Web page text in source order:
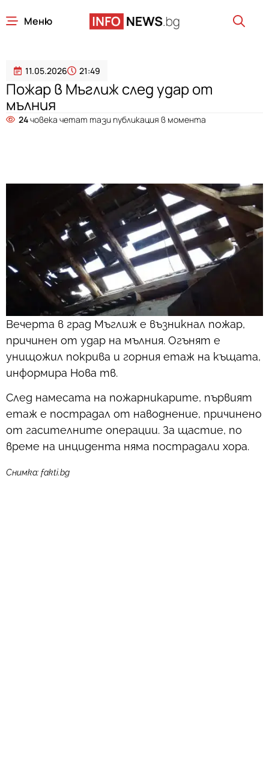
Меню
11.05.2026 21:49
Пожар в Мъглиж след удар от
мълния
24човека четат тази публикация в момента
Вечерта в град Мъглиж е възникнал пожар,
причинен от удар на мълния. Огънят е
унищожил покрива и горния етаж на къщата,
информира Нова тв.
След намесата на пожарникарите, първият
етаж е пострадал от наводнение, причинено
от гасителните операции. За щастие, по
време на инцидента няма пострадали хора.
Снимка: fakti.bg